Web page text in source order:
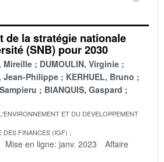
de la stratégie nationale
(SNB) pour 2030
Mireille
DUMOULIN, Virginie
Jean-Philippe
KERHUEL, Bruno
BIANQUIS, Gaspard
ET DU DEVELOPPEMENT
DES FINANCES (IGF)
Mise en ligne: janv. 2023
Affaire